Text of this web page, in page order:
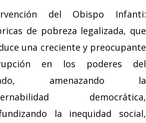
del Obispo Infanti:
de pobreza legalizada, que
una creciente y preocupante
en los poderes del
amenazando la
democrática,
la inequidad social,